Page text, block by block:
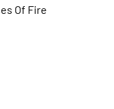
Of Fire